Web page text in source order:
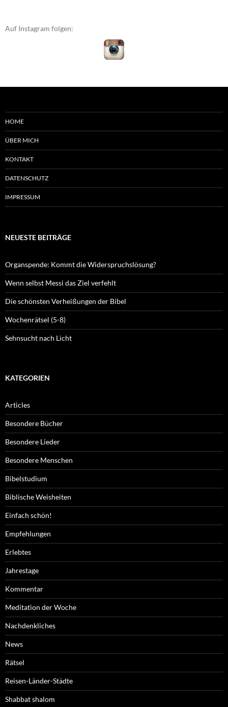
Auf Instagram folgen:
HOME
ÜBER MICH
KONTAKT
DATENSCHUTZ
IMPRESSUM
NEUESTE BEITRÄGE
Organspende: Kommt die Widerspruchslösung?
Wenn selbst Messi das Ziel verfehlt
Die schönsten Verheißungen der Bibel
Wochenrätsel (5-8)
Sehnsucht nach Licht
KATEGORIEN
Articles
Besondere Bücher
Besondere Lieder
Besondere Menschen
Bibelstudium
Biblische Weisheiten
Einfach schön!
Empfehlungen
Erlebtes
Jahrestage
Kommentar
Meditation der Woche
Nachdenkliches
News
Rätsel
Reisen-Länder-Städte
Shabbat shalom